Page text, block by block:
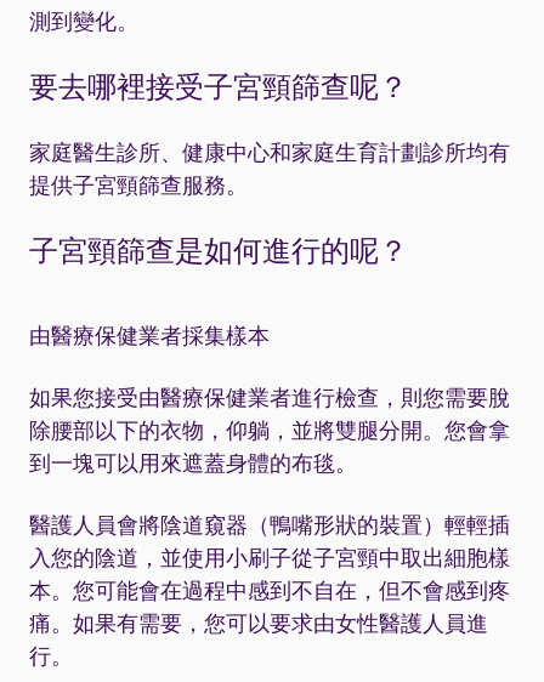
測到變化。
要去哪裡接受子宮頸篩查呢？
家庭醫生診所、健康中心和家庭生育計劃診所均有
提供子宮頸篩查服務。
子宮頸篩查是如何進行的呢？
由醫療保健業者採集樣本
如果您接受由醫療保健業者進行檢查，則您需要脫
除腰部以下的衣物，仰躺，並將雙腿分開。您會拿
到一塊可以用來遮蓋身體的布毯。
醫護人員會將陰道窺器（鴨嘴形狀的裝置）輕輕插
入您的陰道，並使用小刷子從子宮頸中取出細胞樣
本。您可能會在過程中感到不自在，但不會感到疼
痛。如果有需要，您可以要求由女性醫護人員進
行。